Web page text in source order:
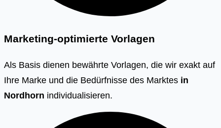
Marketing-optimierte Vorlagen
Als Basis dienen bewährte Vorlagen, die wir exakt auf
Ihre Marke und die Bedürfnisse des Marktes in
Nordhorn individualisieren.